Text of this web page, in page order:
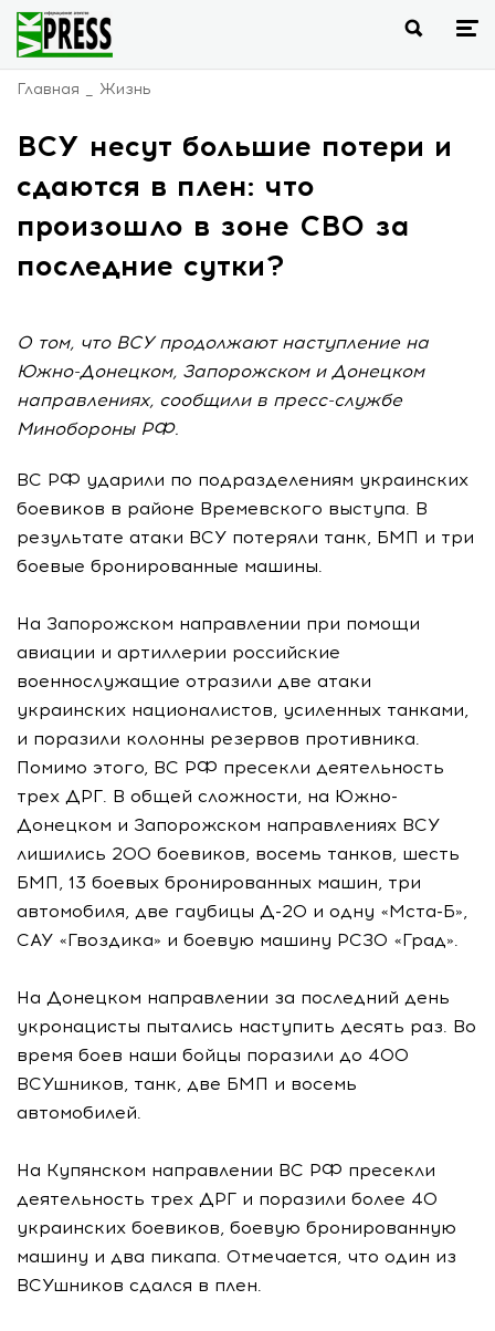
Главная Жизнь
ВСУ несут большие потери и
сдаются в плен: что
произошло в зоне СВО за
последние сутки?
О том, что ВСУ продолжают наступление на
Южно-Донецком, Запорожском и Донецком
направлениях, сообщили в пресс-службе
Минобороны РФ.
ВС РФ ударили по подразделениям украинских
боевиков в районе Времевского выступа. В
результате атаки ВСУ потеряли танк, БМП и три
боевые бронированные машины.
На Запорожском направлении при помощи
авиации и артиллерии российские
военнослужащие отразили две атаки
украинских националистов, усиленных танками,
и поразили колонны резервов противника.
Помимо этого, ВС РФ пресекли деятельность
трех ДРГ. В общей сложности, на Южно-
Донецком и Запорожском направлениях ВСУ
лишились 200 боевиков, восемь танков, шесть
БМП, 13 боевых бронированных машин, три
автомобиля, две гаубицы Д-20 и одну «Мста-Б»,
САУ «Гвоздика» и боевую машину РСЗО «Град».
На Донецком направлении за последний день
укронацисты пытались наступить десять раз. Во
время боев наши бойцы поразили до 400
ВСУшников, танк, две БМП и восемь
автомобилей.
На Купянском направлении ВС РФ пресекли
деятельность трех ДРГ и поразили более 40
украинских боевиков, боевую бронированную
машину и два пикапа. Отмечается, что один из
ВСУшников сдался в плен.